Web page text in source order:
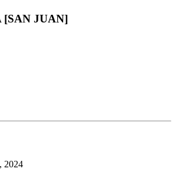
[SAN JUAN]
2024